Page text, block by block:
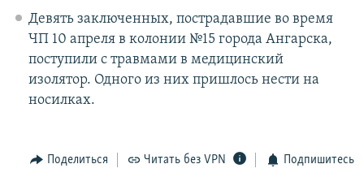
Девять заключенных, пострадавшие во время
ЧП 10 апреля в колонии №15 города Ангарска,
поступили с травмами в медицинский
изолятор. Одного из них пришлось нести на
носилках.
Поделиться Читать без VPN Подпишитесь